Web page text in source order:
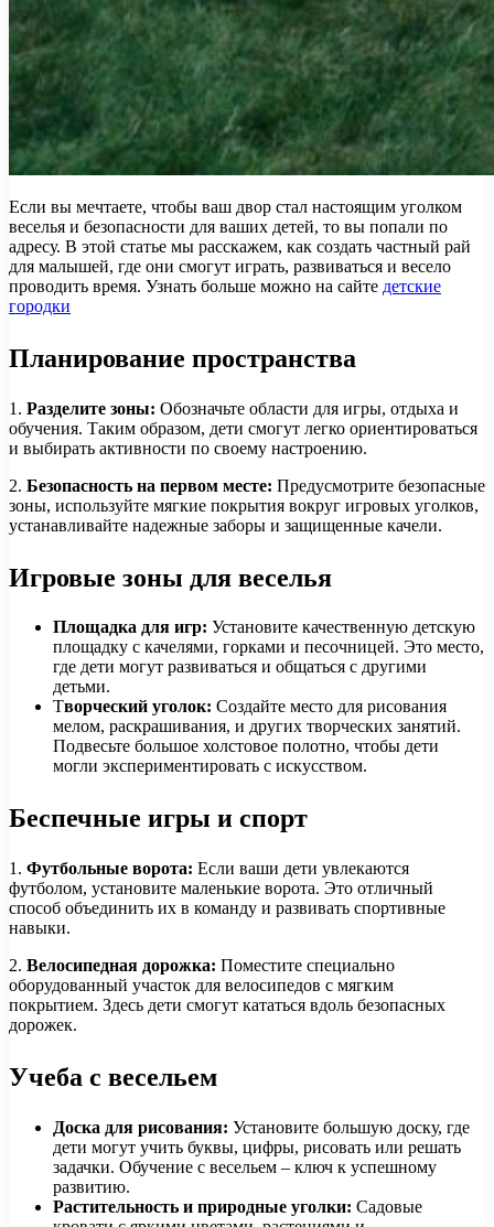
Если вы мечтаете, чтобы ваш двор стал настоящим уголком
веселья и безопасности для ваших детей, то вы попали по
адресу. В этой статье мы расскажем, как создать частный рай
для малышей, где они смогут играть, развиваться и весело
проводить время. Узнать больше можно на сайте детские
городки
Планирование пространства
1. Разделите зоны: Обозначьте области для игры, отдыха и
обучения. Таким образом, дети смогут легко ориентироваться
и выбирать активности по своему настроению.
2. Безопасность на первом месте: Предусмотрите безопасные
зоны, используйте мягкие покрытия вокруг игровых уголков,
устанавливайте надежные заборы и защищенные качели.
Игровые зоны для веселья
Площадка для игр: Установите качественную детскую
площадку с качелями, горками и песочницей. Это место,
где дети могут развиваться и общаться с другими
детьми.
Творческий уголок: Создайте место для рисования
мелом, раскрашивания, и других творческих занятий.
Подвесьте большое холстовое полотно, чтобы дети
могли экспериментировать с искусством.
Беспечные игры и спорт
1. Футбольные ворота: Если ваши дети увлекаются
футболом, установите маленькие ворота. Это отличный
способ объединить их в команду и развивать спортивные
навыки.
2. Велосипедная дорожка: Поместите специально
оборудованный участок для велосипедов с мягким
покрытием. Здесь дети смогут кататься вдоль безопасных
дорожек.
Учеба с весельем
Доска для рисования: Установите большую доску, где
дети могут учить буквы, цифры, рисовать или решать
задачки. Обучение с весельем – ключ к успешному
развитию.
Растительность и природные уголки: Садовые